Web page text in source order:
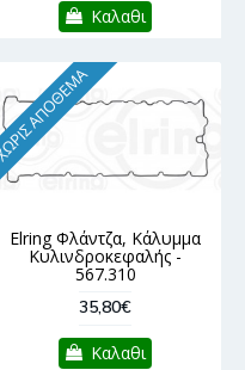
Καλαθι
ΑΠΌΘΕΜΑ
Elring Φλάντζα, Κάλυμμα
Κυλινδροκεφαλής -
567.310
35,80€
Καλαθι